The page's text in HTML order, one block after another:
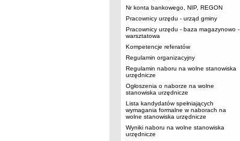
Nr konta bankowego, NIP, REGON
Pracownicy urzędu - urząd gminy
Pracownicy urzędu - baza magazynowo -
warsztatowa
Kompetencje referatów
Regulamin organizacyjny
Regulamin naboru na wolne stanowiska
urzędnicze
Ogłoszenia o naborze na wolne
stanowiska urzędnicze
Lista kandydatów spełniających
wymagania formalne w naborach na
wolne stanowiska urzędnicze
Wyniki naboru na wolne stanowiska
urzędnicze